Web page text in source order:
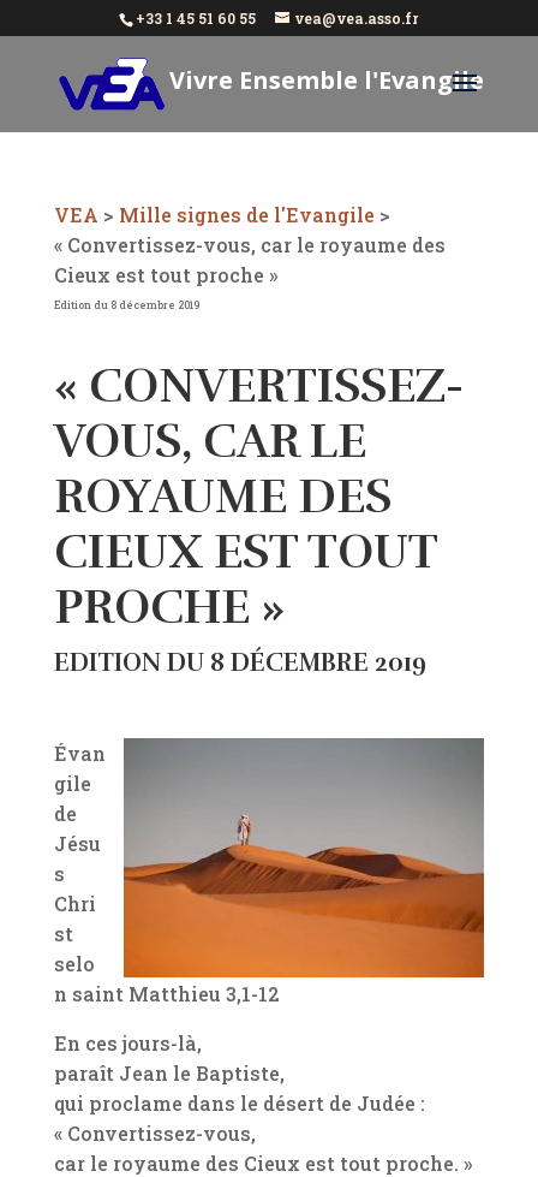
+33 1 45 51 60 55 vea@vea.asso.fr
Vivre Ensemble l'Evangile
VEA > Mille signes de l'Evangile >
« Convertissez-vous, car le royaume des
Cieux est tout proche »
Edition du 8 décembre 2019
« CONVERTISSEZ-
VOUS, CAR LE
ROYAUME DES
CIEUX EST TOUT
PROCHE »
EDITION DU 8 DÉCEMBRE 2019
Évan
gile
de
Jésu
s
Chri
st
selo
n saint Matthieu 3,1-12
En ces jours-là,
paraît Jean le Baptiste,
qui proclame dans le désert de Judée :
« Convertissez-vous,
car le royaume des Cieux est tout proche. »